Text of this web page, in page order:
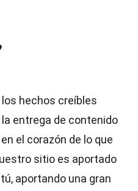
hechos creíbles
entrega de contenido
el corazón de lo que
sitio es aportado
aportando una gran